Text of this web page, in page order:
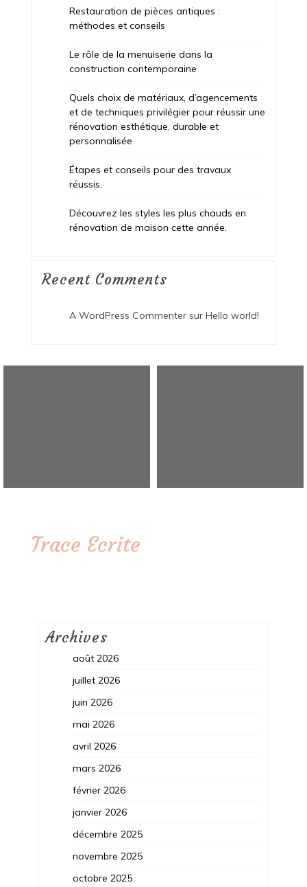
Restauration de pièces antiques :
méthodes et conseils
Le rôle de la menuiserie dans la
construction contemporaine
Quels choix de matériaux, d’agencements
et de techniques privilégier pour réussir une
rénovation esthétique, durable et
personnalisée
Étapes et conseils pour des travaux
réussis.
Découvrez les styles les plus chauds en
rénovation de maison cette année.
Recent Comments
A WordPress Commentersur Hello world!
Trace Ecrite
Archives
août 2026
juillet 2026
juin 2026
mai 2026
avril 2026
mars 2026
février 2026
janvier 2026
décembre 2025
novembre 2025
octobre 2025